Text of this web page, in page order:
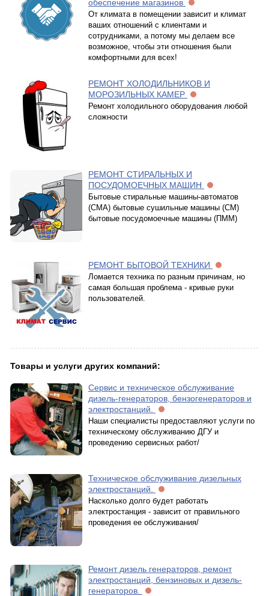
обеспечение магазинов
От климата в помещении зависит и климат
ваших отношений с клиентами и
сотрудниками, а потому мы делаем все
возможное, чтобы эти отношения были
комфортными для всех!
РЕМОНТ ХОЛОДИЛЬНИКОВ И
МОРОЗИЛЬНЫХ КАМЕР
Ремонт холодильного оборудования любой
сложности
РЕМОНТ СТИРАЛЬНЫХ И
ПОСУДОМОЕЧНЫХ МАШИН
Бытовые стиральные машины-автоматов
(СМА) бытовые сушильные машины (СМ)
бытовые посудомоечные машины (ПММ)
РЕМОНТ БЫТОВОЙ ТЕХНИКИ
Ломается техника по разным причинам, но
самая большая проблема - кривые руки
пользователей.
Товары и услуги других компаний:
Сервис и техническое обслуживание
дизель-генераторов, бензогенераторов и
электростанций.
Наши специалисты предоставляют услуги по
техническому обслуживанию ДГУ и
проведению сервисных работ/
Техническое обслуживание дизельных
электростанций.
Насколько долго будет работать
электростанция - зависит от правильного
проведения ее обслуживания/
Ремонт дизель генераторов, ремонт
электростанций, бензиновых и дизель-
генераторов.